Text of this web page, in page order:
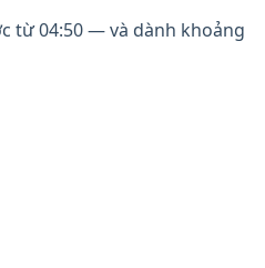
từ 04:50 — và dành khoảng